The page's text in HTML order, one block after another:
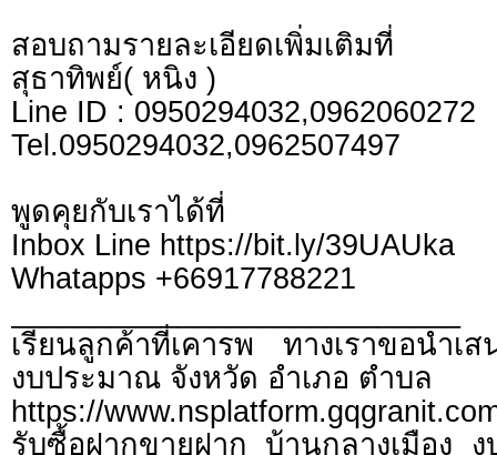
สอบถามรายละเอียดเพิ่มเติมที่
สุธาทิพย์( หนิง )
Line ID : 0950294032,0962060272
Tel.0950294032,0962507497
พูดคุยกับเราได้ที่
Inbox Line https://bit.ly/39UAUka
Whatapps +66917788221
เรียนลูกค้าที่เคารพ ทางเราขอนำเ
งบประมาณ จังหวัด อำเภอ ตำบล
https://
รับซื้อฝากขายฝาก บ้านกลางเมือง